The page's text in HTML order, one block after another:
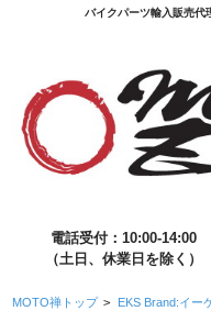
バイクパーツ輸入販売代
電話受付：10:00-14:00
（土日、休業日を除く）
MOTO禅トップ > EKS Brand:イー